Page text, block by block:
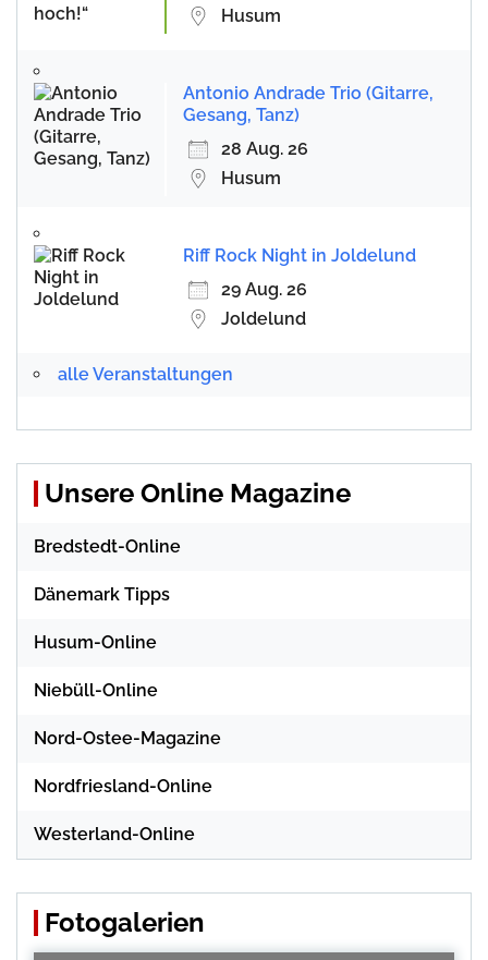
Husum
Antonio Andrade Trio (Gitarre,
Gesang, Tanz)
28 Aug. 26
Husum
Riff Rock Night in Joldelund
29 Aug. 26
Joldelund
alle Veranstaltungen
Unsere Online Magazine
Bredstedt-Online
Dänemark Tipps
Husum-Online
Niebüll-Online
Nord-Ostee-Magazine
Nordfriesland-Online
Westerland-Online
Fotogalerien